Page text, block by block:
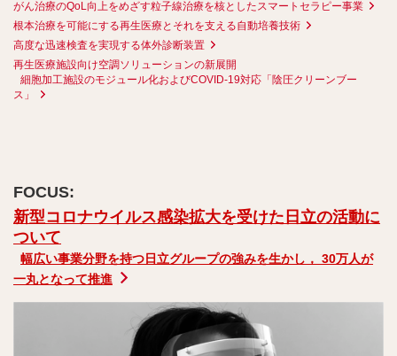
がん治療のQoL向上をめざす粒子線治療を核としたスマートセラピー事業
根本治療を可能にする再生医療とそれを支える自動培養技術
高度な迅速検査を実現する体外診断装置
再生医療施設向け空調ソリューションの新展開
細胞加工施設のモジュール化およびCOVID-19対応「陰圧クリーンブー
ス」
新型コロナウイルス感染拡大を受けた日立の活動に
ついて
幅広い事業分野を持つ日立グループの強みを生かし， 30万人が
一丸となって推進